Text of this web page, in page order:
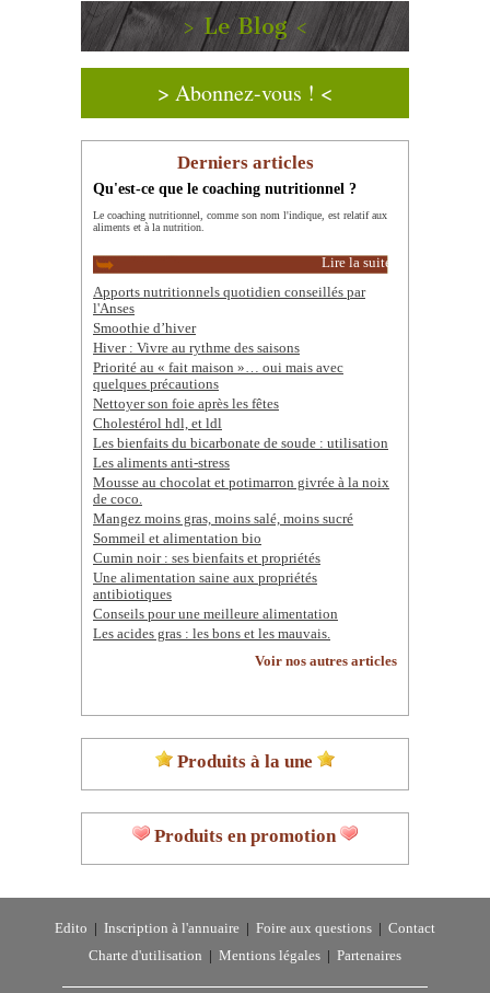
> Le Blog <
> Abonnez-vous ! <
Derniers articles
Qu'est-ce que le coaching nutritionnel ?
Le coaching nutritionnel, comme son nom l'indique, est relatif aux
aliments et à la nutrition.
Lire la suite
Apports nutritionnels quotidien conseillés par
l'Anses
Smoothie d’hiver
Hiver : Vivre au rythme des saisons
Priorité au « fait maison »… oui mais avec
quelques précautions
Nettoyer son foie après les fêtes
Cholestérol hdl, et ldl
Les bienfaits du bicarbonate de soude : utilisation
Les aliments anti-stress
Mousse au chocolat et potimarron givrée à la noix
de coco.
Mangez moins gras, moins salé, moins sucré
Sommeil et alimentation bio
Cumin noir : ses bienfaits et propriétés
Une alimentation saine aux propriétés
antibiotiques
Conseils pour une meilleure alimentation
Les acides gras : les bons et les mauvais.
Voir nos autres articles
Produits à la une
Produits en promotion
Edito Inscription à l'annuaire Foire aux questions
Contact
Charte d'utilisation
Mentions légales Partenaires